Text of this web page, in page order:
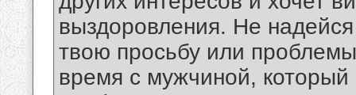
выздоровления. Не
твою просьбу или
время с мужчиной, который